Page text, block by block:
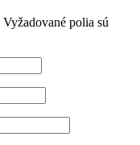
Vyžadované polia sú